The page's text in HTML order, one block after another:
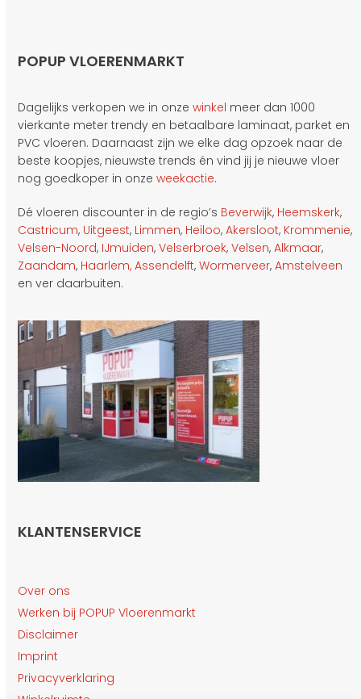
POPUP VLOERENMARKT
Dagelijks verkopen we in onzewinkel meer dan 1000
vierkante meter trendy en betaalbare laminaat, parket en
PVC vloeren. Daarnaast zijn we elke dag opzoek naar de
beste koopjes, nieuwste trends én vind jij je nieuwe vloer
nog goedkoper in onzeweekactie.
Dé vloeren discounter in de regio’s Beverwijk, Heemskerk,
Castricum, Uitgeest, Limmen, Heiloo,Akersloot, Krommenie,
Velsen-Noord, IJmuiden,Velserbroek,Velsen,Alkmaar,
Zaandam, Haarlem, Assendelft,Wormerveer,Amstelveen
en ver daarbuiten.
KLANTENSERVICE
Over ons
Werken bij POPUP Vloerenmarkt
Disclaimer
Imprint
Privacyverklaring